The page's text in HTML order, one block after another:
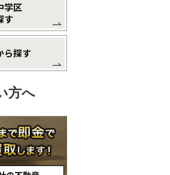
学区
す
ら探す
方へ